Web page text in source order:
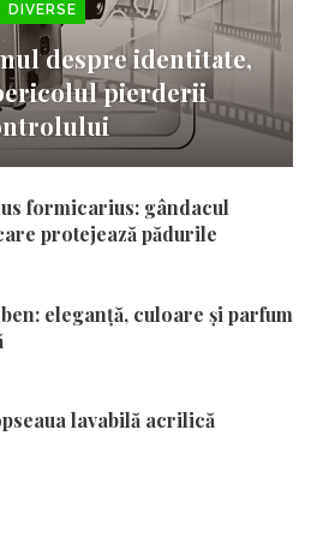
DIVERSE
despre identitate,
pierderii
formicarius: gândacul
protejează pădurile
eleganță, culoare și parfum
lavabilă acrilică